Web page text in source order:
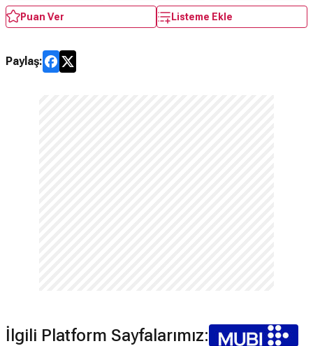
Puan Ver Listeme Ekle
Paylaş:
İlgili Platform Sayfalarımız: